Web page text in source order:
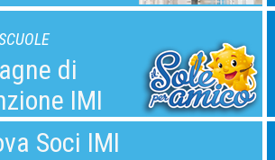
di
IMI
Soci IMI